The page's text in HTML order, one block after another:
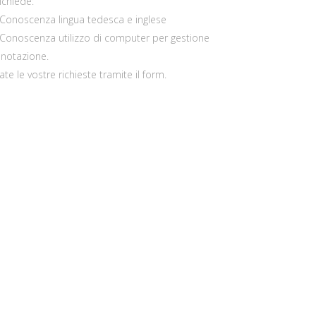
Conoscenza lingua tedesca e inglese
Conoscenza utilizzo di computer per gestione
le vostre richieste tramite il form.